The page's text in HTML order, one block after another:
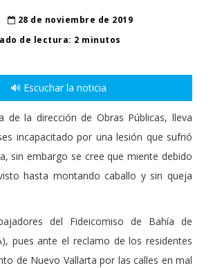
28 de noviembre de 2019
de lectura: 2 minutos
🔊 Escuchar la noticia
de la dirección de Obras Públicas, lleva
incapacitado por una lesión que sufrió
sin embargo se cree que miente debido
hasta montando caballo y sin queja
del Fideicomiso de Bahía de
pues ante el reclamo de los residentes
de Nuevo Vallarta por las calles en mal